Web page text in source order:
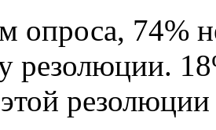
опроса, 74%
резолюции.